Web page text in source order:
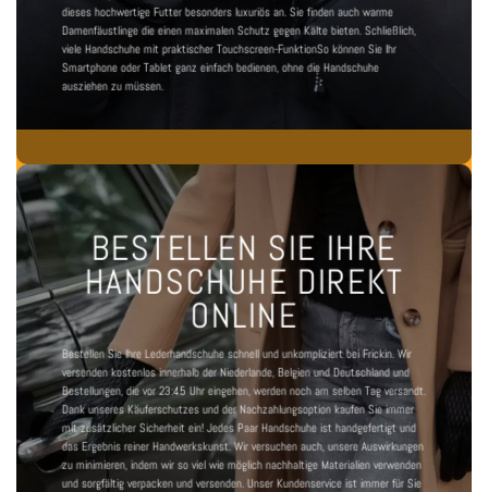
dieses hochwertige Futter besonders luxuriös an. Sie finden auch warme
Damenfäustlingedie einen maximalen Schutz gegen Kälte bieten. Schließlich,
viele Handschuhe mit praktischer Touchscreen-FunktionSo können Sie Ihr
Smartphone oder Tablet ganz einfach bedienen, ohne die Handschuhe
ausziehen zu müssen.
BESTELLEN SIE IHRE
HANDSCHUHE DIREKT
ONLINE
Bestellen Sie Ihre Lederhandschuhe schnell und unkompliziert bei Frickin. Wir
versenden kostenlos innerhalb der Niederlande, Belgien und Deutschland und
Bestellungen, die vor 23:45 Uhr eingehen, werden noch am selben Tag versandt.
Dank unseres Käuferschutzes und der Nachzahlungsoption kaufen Sie immer
mit zusätzlicher Sicherheit ein! Jedes Paar Handschuhe ist handgefertigt und
das Ergebnis reiner Handwerkskunst. Wir versuchen auch, unsere Auswirkungen
zu minimieren, indem wir so viel wie möglich nachhaltige Materialien verwenden
und sorgfältig verpacken und versenden. Unser Kundenservice ist immer für Sie